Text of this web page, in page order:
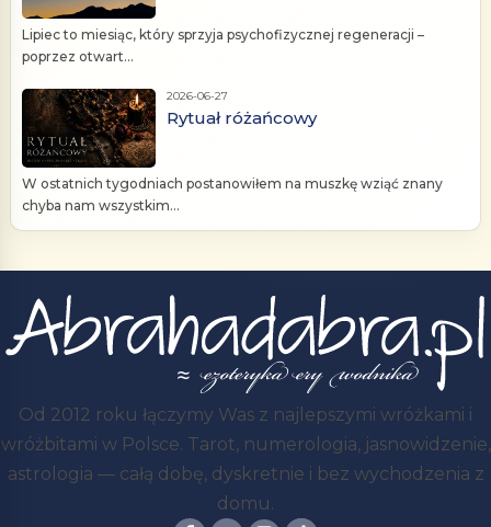
Lipiec to miesiąc, który sprzyja psychofizycznej regeneracji –
poprzez otwart...
2026-06-27
Rytuał różańcowy
W ostatnich tygodniach postanowiłem na muszkę wziąć znany
chyba nam wszystkim...
Od 2012 roku łączymy Was z najlepszymi wróżkami i
wróżbitami w Polsce. Tarot, numerologia, jasnowidzenie,
astrologia — całą dobę, dyskretnie i bez wychodzenia z
domu.